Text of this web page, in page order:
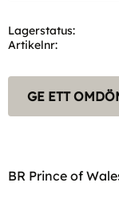
Lagerstatus
Artikelnr
GE ETT
BR Prince of